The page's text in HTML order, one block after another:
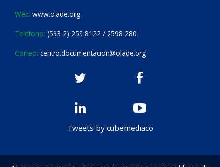
Web: www.olade.org
Teléfono: (593 2) 259 8122 / 2598 280
Correo: centro.documentacion@olade.org
Tweets by cubemediaco